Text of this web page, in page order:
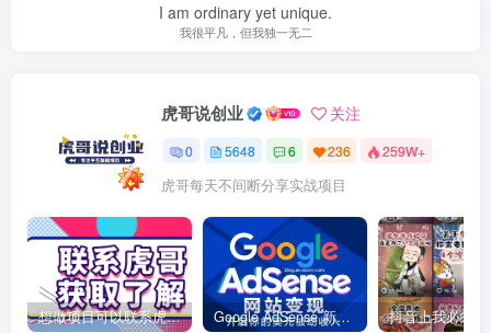
I am ordinary yet unique.
我很平凡，但我独一无二
虎哥说创业 关注
0 5648 6 236 259W+
虎哥每天不间断分享实战项目
想做项目可以联系虎哥微信 虎哥一对一解答并且远程视频教学 Google AdSense 新手接入教程：虎哥手把手教你用网站赚取美元收入